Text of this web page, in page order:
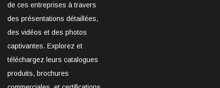
de ces entreprises à travers
des présentations détaillées,
des vidéos et des photos
captivantes. Explorez et
téléchargez leurs catalogues
produits, brochures